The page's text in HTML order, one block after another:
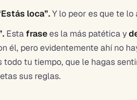
loca”.Y lo peor es que te
Estafrasees la más patética y
él, pero evidentemente ahí no
todo tu tiempo, que le hagas
sus reglas.